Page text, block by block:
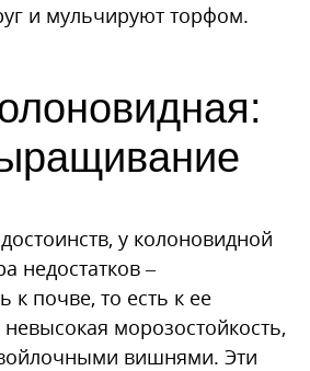
и мульчируют торфом.
у колоновидной
недостатков –
к почве, то есть к ее
невысокая морозостойкость,
вишнями. Эти